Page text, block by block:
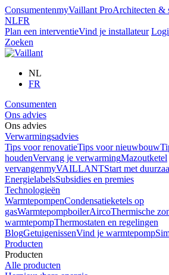
ConsumentenmyVaillant ProArchitecten &
NLFR
Plan een interventieVind je installateur
Zoeken
NL
FR
Consumenten
Ons advies
Ons advies
Verwarmingsadvies
Tips voor renovatieTips voor nieuwbouw
houdenVervang je verwarmingMazoutketel
vervangenmyVAILLANTStart met
EnergielabelsSubsidies en premies
Technologieën
WarmtepompenCondensatieketels op
gasWarmtepompboilerAircoThermische
warmtepompThermostaten en regelingen
BlogGetuigenissenVind je warmtepomp
Producten
Producten
Alle producten